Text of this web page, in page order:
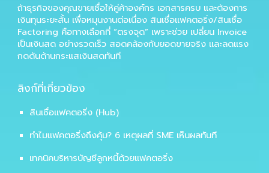
ถ้าธุรกิจของคุณขายเชื่อให้คู่ค้าองค์กร เอกสารครบ และต้องการ
เงินทุนระยะสั้น เพื่อหมุนงานต่อเนื่อง สินเชื่อแฟคตอริ่ง/สินเชื่อ
Factoring คือทางเลือกที่ “ตรงจุด” เพราะช่วย เปลี่ยน Invoice
เป็นเงินสด อย่างรวดเร็ว สอดคล้องกับยอดขายจริง และลดแรง
กดดันด้านกระแสเงินสดทันที
ลิงก์ที่เกี่ยวข้อง
สินเชื่อแฟคตอริ่ง (Hub)
ทำไมแฟคตอริ่งถึงคุ้ม? 6 เหตุผลที่ SME เห็นผลทันที
เทคนิคบริหารบัญชีลูกหนี้ด้วยแฟคตอริ่ง